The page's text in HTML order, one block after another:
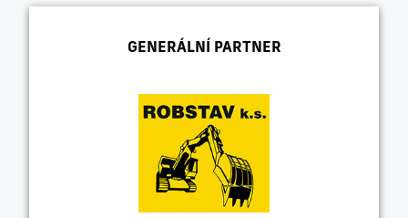
GENERÁLNÍ PARTNER